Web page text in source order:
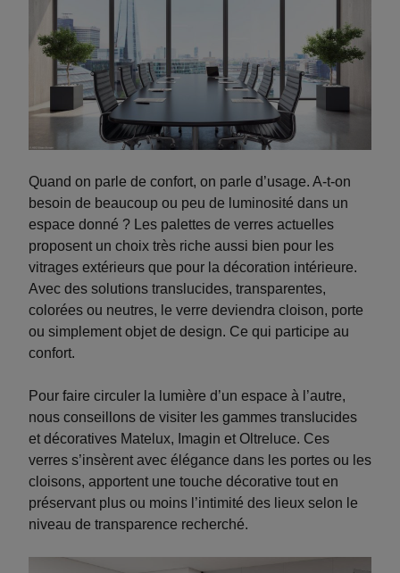
Quand on parle de confort, on parle d’usage. A-t-on
besoin de beaucoup ou peu de luminosité dans un
espace donné ? Les palettes de verres actuelles
proposent un choix très riche aussi bien pour les
vitrages extérieurs que pour la décoration intérieure.
Avec des solutions translucides, transparentes,
colorées ou neutres, le verre deviendra cloison, porte
ou simplement objet de design. Ce qui participe au
confort.
Pour faire circuler la lumière d’un espace à l’autre,
nous conseillons de visiter les gammes translucides
et décoratives Matelux, Imagin et Oltreluce. Ces
verres s’insèrent avec élégance dans les portes ou les
cloisons, apportent une touche décorative tout en
préservant plus ou moins l’intimité des lieux selon le
niveau de transparence recherché.